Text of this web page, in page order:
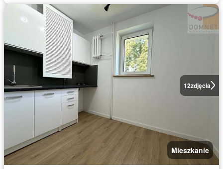
12zdjęcia
Mieszkanie